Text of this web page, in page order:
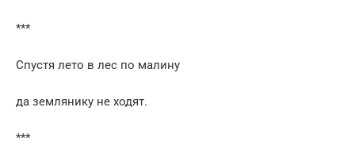
***
Спустя лето в лес по малину
да землянику не ходят.
***